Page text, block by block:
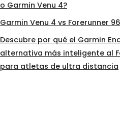
o Garmin Venu 4?
Garmin Venu 4 vs Forerunner
Descubre por qué el Garmin
alternativa más inteligente al
para atletas de ultra distancia